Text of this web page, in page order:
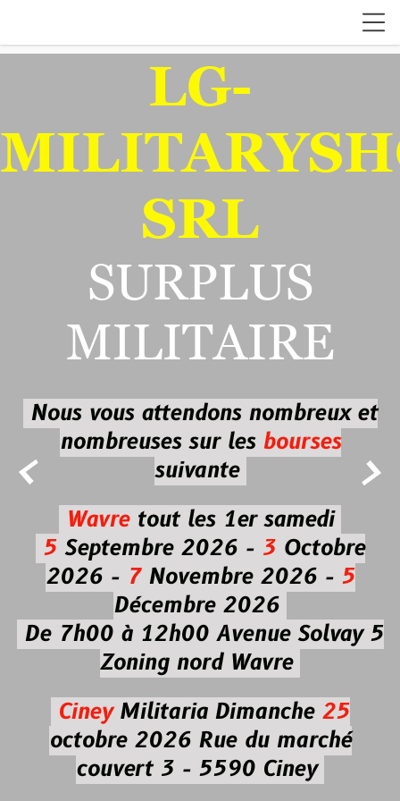
 
LG-
SRL
SURPLUS
MILITAIRE
Nous vous attendons nombreux et
nombreuses sur les bourses
suivante
Wavretout les 1er samedi
5Septembre 2026 - 3Octobre
2026 -7Novembre 2026 - 5
Décembre 2026
De 7h00 à 12h00 Avenue Solvay 5
Zoning nord Wavre
CineyMilitaria Dimanche 25
octobre 2026Rue du marché
couvert 3 - 5590 Ciney